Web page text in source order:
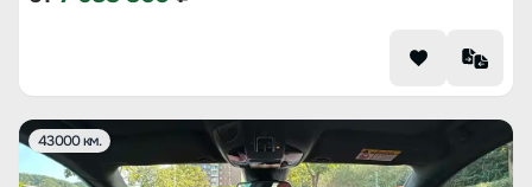
43000 км.